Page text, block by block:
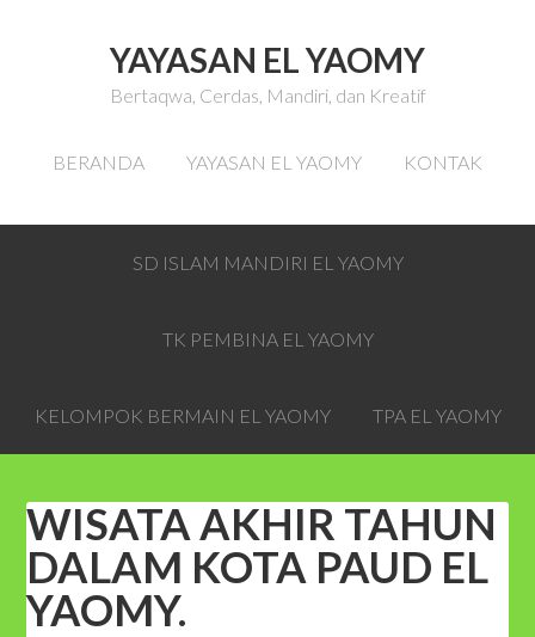
YAYASAN EL YAOMY
Bertaqwa, Cerdas, Mandiri, dan Kreatif
BERANDA YAYASAN EL YAOMY KONTAK
SD ISLAM MANDIRI EL YAOMY
TK PEMBINA EL YAOMY
KELOMPOK BERMAIN EL YAOMY TPA EL YAOMY
WISATA AKHIR TAHUN
DALAM KOTA PAUD EL
YAOMY.